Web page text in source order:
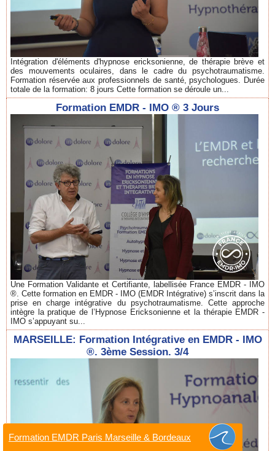
Intégration d'éléments d'hypnose ericksonienne, de thérapie brève et
des mouvements oculaires, dans le cadre du psychotraumatisme.
Formation réservée aux professionnels de santé, psychologues. Durée
totale de la formation: 8 jours Cette formation se déroule un...
Formation EMDR - IMO ® 3 Jours
Une Formation Validante et Certifiante, labellisée France EMDR - IMO
®. Cette formation en EMDR - IMO (EMDR Intégrative) s’inscrit dans la
prise en charge intégrative du psychotraumatisme. Cette approche
intègre la pratique de l’Hypnose Ericksonienne et la thérapie EMDR -
IMO s’appuyant su...
MARSEILLE: Formation Intégrative en EMDR - IMO
®. 3ème Session. 3/4
Formation EMDR Paris Marseille & Bordeaux